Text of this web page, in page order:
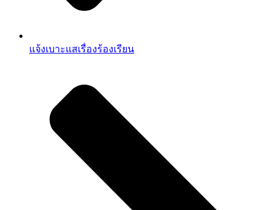
แจ้งเบาะแสเรื่องร้องเรียน